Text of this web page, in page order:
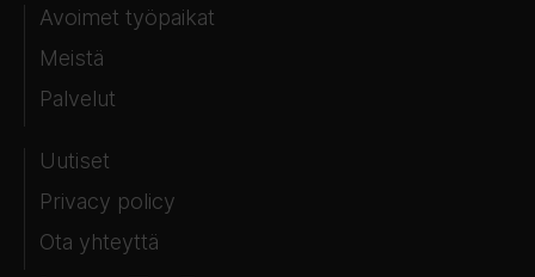
Avoimet työpaikat
Meistä
Palvelut
Uutiset
Privacy policy
Ota yhteyttä